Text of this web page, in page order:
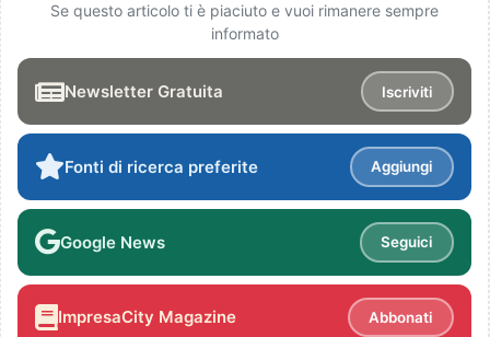
Se questo articolo ti è piaciuto e vuoi rimanere sempre
informato
Newsletter Gratuita Iscriviti
Fonti di ricerca preferite Aggiungi
Google News Seguici
ImpresaCity Magazine Abbonati